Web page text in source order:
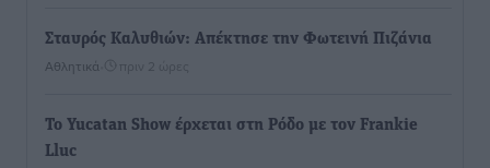
Σταυρός Καλυθιών: Απέκτησε την Φωτεινή Πιζάνια
Αθλητικά πριν 2 ώρες
Το Yucatan Show έρχεται στη Ρόδο με τον Frankie
Lluc